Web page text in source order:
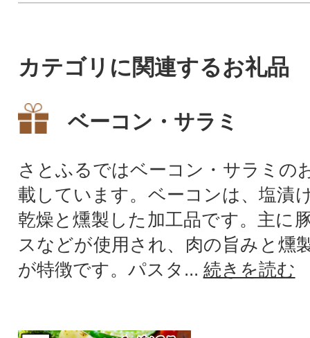
カテゴリに関連するお礼品
ベーコン・サラミ
さとふるではベーコン・サラミの
載しています。ベーコンは、塩漬
乾燥と燻製した加工品です。主に
スなどが使用され、肉の旨みと燻
が特徴です。パスタ... 続きを読む